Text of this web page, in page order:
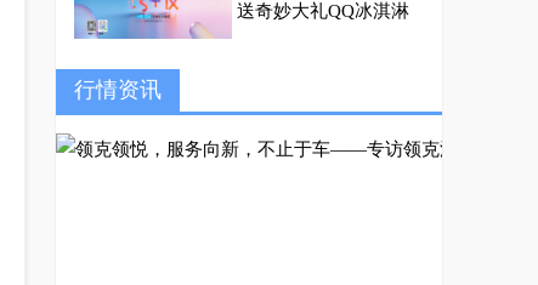
送奇妙大礼QQ冰淇淋
智的全能载体，魏牌高
山全球首秀
行情资讯